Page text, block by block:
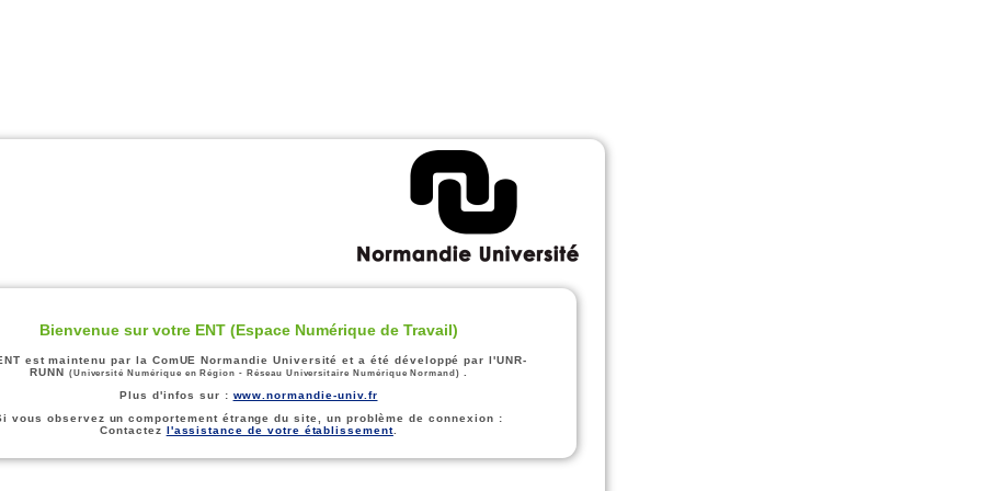
Bienvenue sur votre ENT (Espace Numérique de Travail)
est maintenu par la ComUE Normandie Université et a été développé par l'UNR-
RUNN (Université Numérique en Région - Réseau Universitaire Numérique Normand)
Plus d'infos sur : www.normandie-univ.fr
vous observez un comportement étrange du site, un problème de connexion :
Contactez l'assistance de votre établissement.